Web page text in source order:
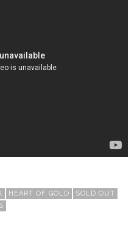
HEART OF GOLD
SOLD OUT